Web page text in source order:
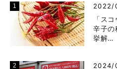
2022/
「ス
辛子の
挙解…
2024/